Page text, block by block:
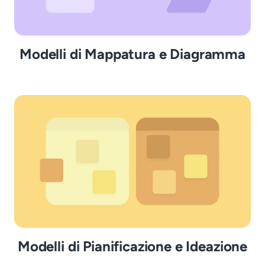
Modelli di Mappatura e Diagramma
Modelli di Pianificazione e Ideazione